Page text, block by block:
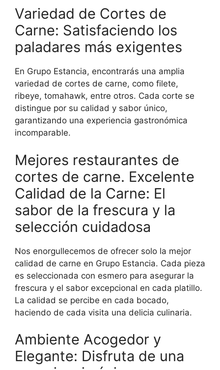
Variedad de Cortes de
Carne: Satisfaciendo los
paladares más exigentes
En Grupo Estancia, encontrarás una amplia
variedad de cortes de carne, como filete,
ribeye, tomahawk, entre otros. Cada corte se
distingue por su calidad y sabor único,
garantizando una experiencia gastronómica
incomparable.
Mejores restaurantes de
cortes de carne. Excelente
Calidad de la Carne: El
sabor de la frescura y la
selección cuidadosa
Nos enorgullecemos de ofrecer solo la mejor
calidad de carne en Grupo Estancia. Cada pieza
es seleccionada con esmero para asegurar la
frescura y el sabor excepcional en cada platillo.
La calidad se percibe en cada bocado,
haciendo de cada visita una delicia culinaria.
Ambiente Acogedor y
Elegante: Disfruta de una